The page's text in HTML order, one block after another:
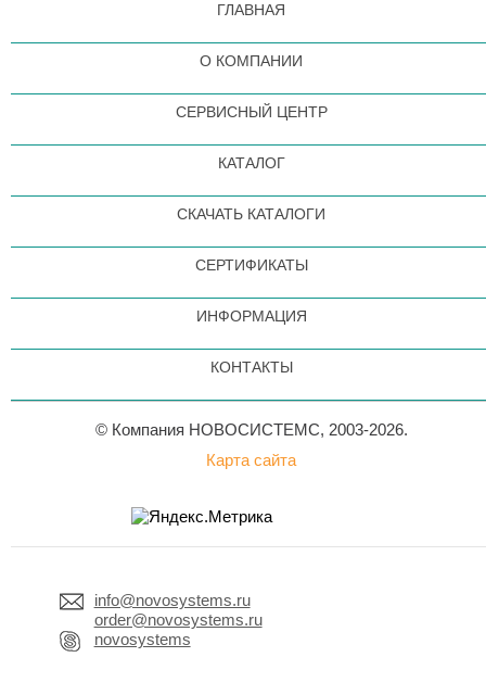
ГЛАВНАЯ
О КОМПАНИИ
СЕРВИСНЫЙ ЦЕНТР
КАТАЛОГ
СКАЧАТЬ КАТАЛОГИ
СЕРТИФИКАТЫ
ИНФОРМАЦИЯ
КОНТАКТЫ
© Компания НОВОСИСТЕМС, 2003-2026.
Карта сайта
info@novosystems.ru
order@novosystems.ru
novosystems